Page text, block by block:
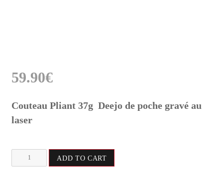
59.90€
Couteau Pliant 37g Deejo de poche gravé au
laser
ADD TO CART